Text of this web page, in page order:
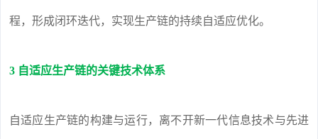
程，形成闭环迭代，实现生产链的持续自适应优化。
3 自适应生产链的关键技术体系
自适应生产链的构建与运行，离不开新一代信息技术与先进